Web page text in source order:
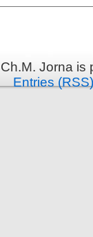
Jorna
Entries (RSS)